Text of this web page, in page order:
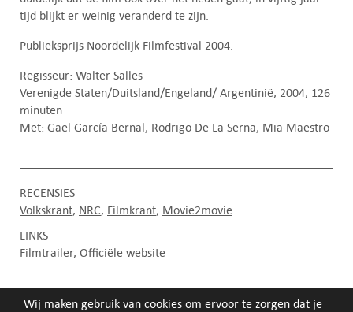
Wij maken gebruik van cookies om ervoor te zorgen dat je
tijd blijkt er weinig veranderd te zijn.
Publieksprijs Noordelijk Filmfestival 2004.
Regisseur: Walter Salles
Verenigde Staten/Duitsland/Engeland/ Argentinië, 2004, 126
minuten
Met: Gael García Bernal, Rodrigo De La Serna, Mia Maestro
RECENSIES
Volkskrant NRC Filmkrant Movie2movie
LINKS
Filmtrailer Officiële website